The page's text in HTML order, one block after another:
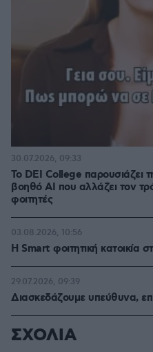
Το DEI College παρουσιάζει
βοηθό AI που αλλάζει τον
φοιτητές
30.07.2026, 09:33
Η Smart φοιτητική κατοικία
03.08.2026, 10:56
Διασκεδάζουμε υπεύθυνα,
29.07.2026, 09:39
ΣΧΟΛΙΑ